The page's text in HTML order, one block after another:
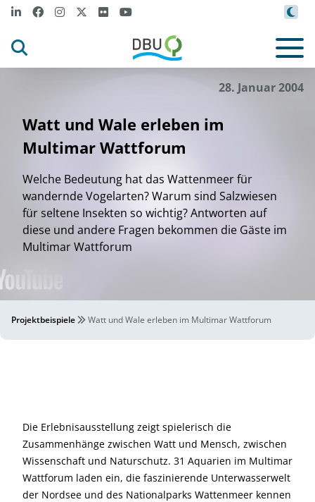
28. Januar 2004
Watt und Wale erleben im
Multimar Wattforum
Welche Bedeutung hat das Wattenmeer für
wandernde Vogelarten? Warum sind Salzwiesen
für seltene Insekten so wichtig? Antworten auf
diese und andere Fragen bekommen die Gäste im
Multimar Wattforum
Projektbeispiele Watt und Wale erleben im Multimar Wattforum
Die Erlebnisausstellung zeigt spielerisch die
Zusammenhänge zwischen Watt und Mensch, zwischen
Wissenschaft und Naturschutz. 31 Aquarien im Multimar
Wattforum laden ein, die faszinierende Unterwasserwelt
der Nordsee und des Nationalparks Wattenmeer kennen